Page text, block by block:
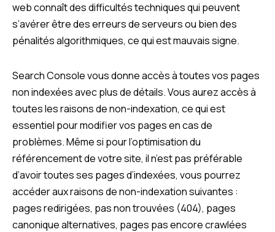
web connaît des difficultés techniques qui peuvent
s’avérer être des erreurs de serveurs ou bien des
pénalités algorithmiques, ce qui est mauvais signe.
Search Console vous donne accès à toutes vos pages
non indexées avec plus de détails. Vous aurez accès à
toutes les raisons de non-indexation, ce qui est
essentiel pour modifier vos pages en cas de
problèmes. Même si pour l’optimisation du
référencement de votre site, il n’est pas préférable
d’avoir toutes ses pages d’indexées, vous pourrez
accéder aux raisons de non-indexation suivantes :
pages redirigées, pas non trouvées (404), pages
canonique alternatives, pages pas encore crawlées